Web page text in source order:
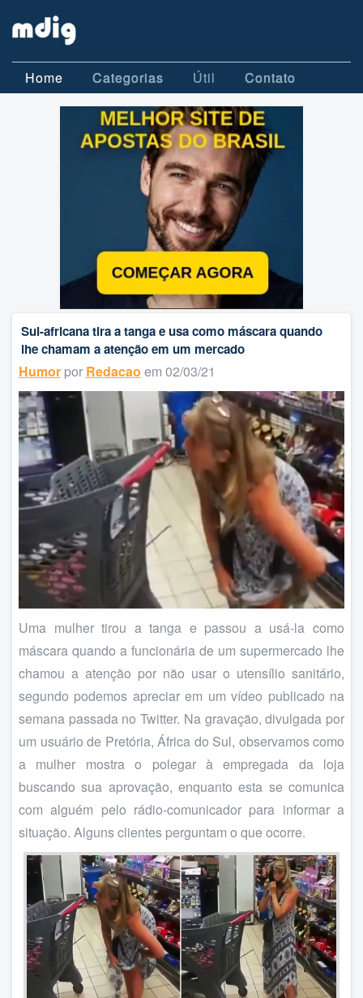
Home Categorias Útil Contato
Sul-africana tira a tanga e usa como máscara quando
lhe chamam a atenção em um mercado
Humor por Redacao em 02/03/21
Uma mulher tirou a tanga e passou a usá-la como
máscara quando a funcionária de um supermercado lhe
chamou a atenção por não usar o utensílio sanitário,
segundo podemos apreciar em um vídeo publicado na
semana passada no Twitter. Na gravação, divulgada por
um usuário de Pretória, África do Sul, observamos como
a mulher mostra o polegar à empregada da loja
buscando sua aprovação, enquanto esta se comunica
com alguém pelo rádio-comunicador para informar a
situação. Alguns clientes perguntam o que ocorre.